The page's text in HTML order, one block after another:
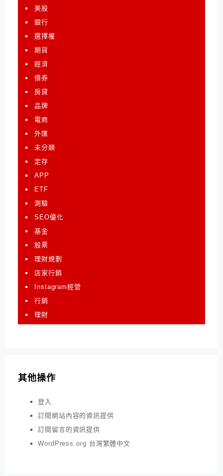
美股
銀行
選擇權
期貨
經濟
債券
房貸
品牌
電商
外匯
未分類
定存
APP
ETF
測驗
SEO優化
基金
股票
理財規劃
店家行銷
Instagram經營
行銷
理財
其他操作
登入
訂閱網站內容的資訊提供
訂閱留言的資訊提供
WordPress.org 台灣繁體中文